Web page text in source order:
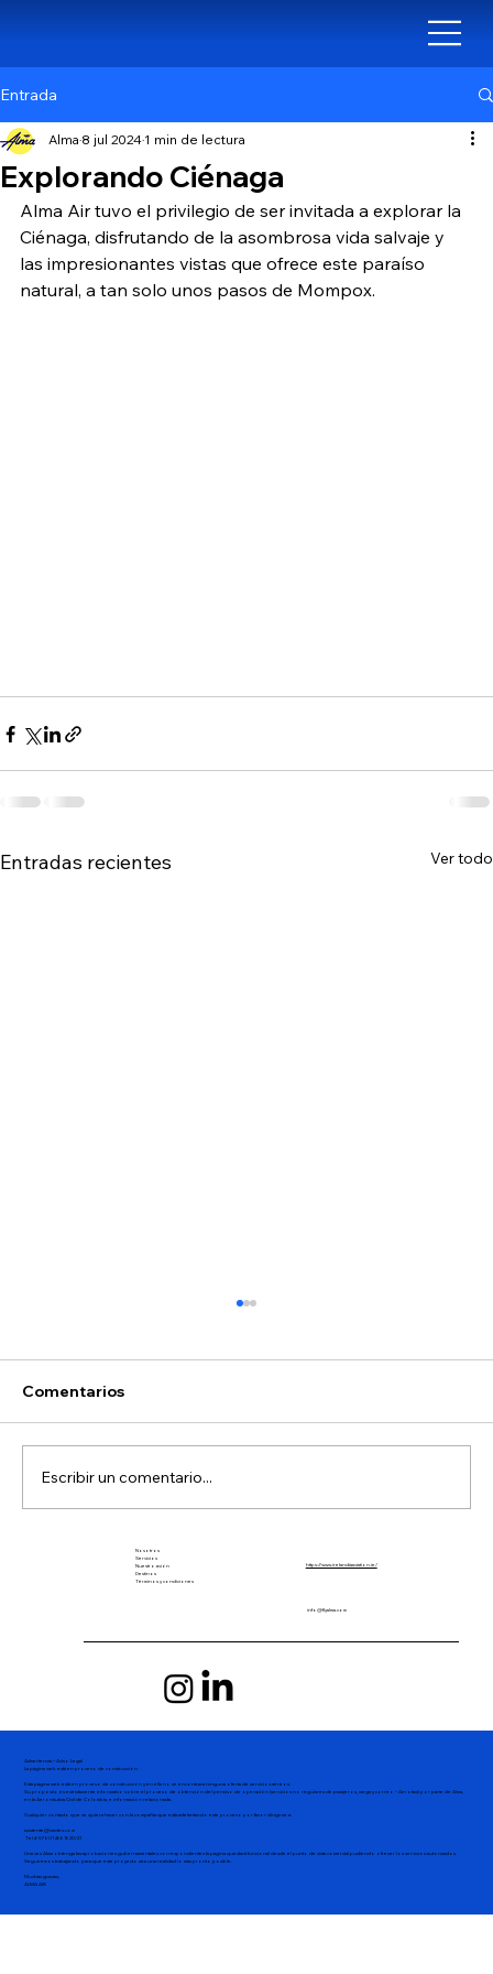
Entrada
Explorando Ciénaga
Alma 8 jul 2024 1 min de lectura
Alma Air tuvo el privilegio de ser invitada a explorar la
Ciénaga, disfrutando de la asombrosa vida salvaje y
las impresionantes vistas que ofrece este paraíso
natural, a tan solo unos pasos de Mompox.
Entradas recientes Ver todo
Por qué los hidroaviones son el futuro
de la conectividad regional en
Comentarios
Escribir un comentario...
Nosotros
Servicios
Nuestro avión
Destinos
Términos y condiciones
https://www.irelandiaaviation.ie/
info@flyalma.com
Advertencia – Aviso Legal
La página web está en proceso de construcción.
Esta página web está en proceso de construcción y en ella no se encontrará ninguna oferta de servicios aéreos.
Su propósito es estrictamente informativo sobre el proceso de obtención del permiso de operación (servicios no regulares de pasajeros, carga y correo – Aerotaxi) por parte de Alma,
en la Aeronáutica Civil de Colombia, e información relacionada.
Cualquier contacto que se quiera hacer con la compañía que está adelantando este proceso por favor dirigirse a:
asistente@cmclex.com
Tel # 576014661620/21
Una vez Alma obtenga las aprobaciones gubernamentales correspondientes la página quedará funcional desde el punto de vista comercial pudiendo ofrecer los servicios autorizados.
Seguiremos trabajando para que este proyecto sea una realidad lo más pronto posible.
Muchas gracias,
ALMA AIR